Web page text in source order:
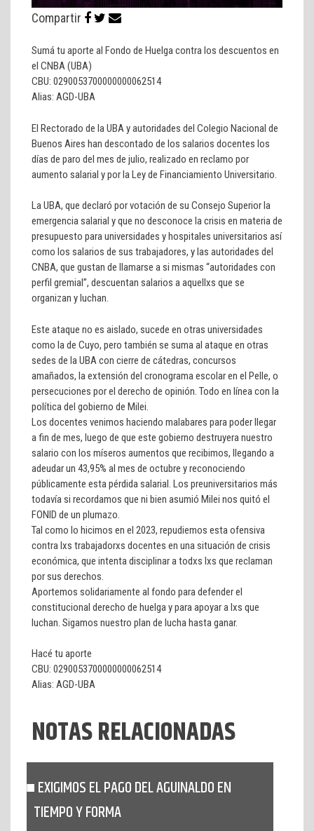
Compartir
Sumá tu aporte al Fondo de Huelga contra los descuentos en
el CNBA (UBA)
CBU: 0290053700000000062514
Alias: AGD-UBA
El Rectorado de la UBA y autoridades del Colegio Nacional de
Buenos Aires han descontado de los salarios docentes los
días de paro del mes de julio, realizado en reclamo por
aumento salarial y por la Ley de Financiamiento Universitario.
La UBA, que declaró por votación de su Consejo Superior la
emergencia salarial y que no desconoce la crisis en materia de
presupuesto para universidades y hospitales universitarios así
como los salarios de sus trabajadores, y las autoridades del
CNBA, que gustan de llamarse a si mismas “autoridades con
perfil gremial”, descuentan salarios a aquellxs que se
organizan y luchan.
Este ataque no es aislado, sucede en otras universidades
como la de Cuyo, pero también se suma al ataque en otras
sedes de la UBA con cierre de cátedras, concursos
amañados, la extensión del cronograma escolar en el Pelle, o
persecuciones por el derecho de opinión. Todo en línea con la
política del gobierno de Milei.
Los docentes venimos haciendo malabares para poder llegar
a fin de mes, luego de que este gobierno destruyera nuestro
salario con los míseros aumentos que recibimos, llegando a
adeudar un 43,95% al mes de octubre y reconociendo
públicamente esta pérdida salarial. Los preuniversitarios más
todavía si recordamos que ni bien asumió Milei nos quitó el
FONID de un plumazo.
Tal como lo hicimos en el 2023, repudiemos esta ofensiva
contra lxs trabajadorxs docentes en una situación de crisis
económica, que intenta disciplinar a todxs lxs que reclaman
por sus derechos.
Aportemos solidariamente al fondo para defender el
constitucional derecho de huelga y para apoyar a lxs que
luchan. Sigamos nuestro plan de lucha hasta ganar.
Hacé tu aporte
CBU: 0290053700000000062514
Alias: AGD-UBA
NOTAS RELACIONADAS
EXIGIMOS EL PAGO DEL AGUINALDO EN
TIEMPO Y FORMA